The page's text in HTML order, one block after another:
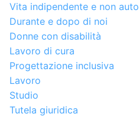
Vita indipendente e non
Durante e dopo di noi
Donne con disabilità
Lavoro di cura
Progettazione inclusiva
Lavoro
Studio
Tutela giuridica